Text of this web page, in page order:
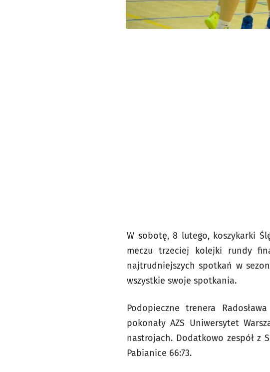
W sobotę, 8 lutego, koszykarki
meczu trzeciej kolejki rundy
najtrudniejszych spotkań w
wszystkie swoje spotkania.
Podopieczne trenera
pokonały AZS Uniwersytet
nastrojach. Dodatkowo zespół z
Pabianice 66:73.